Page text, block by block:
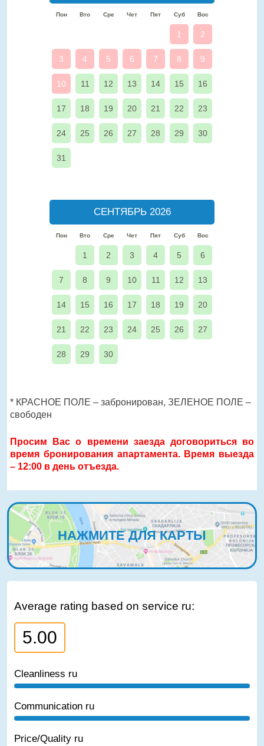
Пон Вто Сре Чет Пят Суб Вос
1 2
3 4 5 6 7 8 9
10 11 12 13 14 15 16
17 18 19 20 21 22 23
24 25 26 27 28 29 30
31
СЕНТЯБРЬ 2026
Пон Вто Сре Чет Пят Суб Вос
1 2 3 4 5 6
7 8 9 10 11 12 13
14 15 16 17 18 19 20
21 22 23 24 25 26 27
28 29 30
* КРАСНОЕ ПОЛЕ – забронирован, ЗЕЛЕНОЕ ПОЛЕ –
свободен
Просим Вас о времени заезда договориться во
время бронирования апартамента. Время выезда
– 12:00 в день отъезда.
НАЖМИТЕ ДЛЯ КАРТЫ
Average rating based on service ru:
5.00
Cleanliness ru
Communication ru
Price/Quality ru